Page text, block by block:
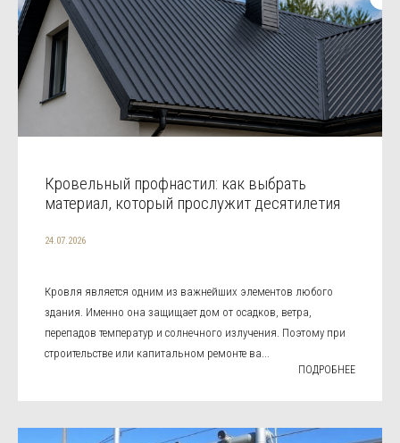
Кровельный профнастил: как выбрать
материал, который прослужит десятилетия
24.07.2026
Кровля является одним из важнейших элементов любого
здания. Именно она защищает дом от осадков, ветра,
перепадов температур и солнечного излучения. Поэтому при
строительстве или капитальном ремонте ва...
ПОДРОБНЕЕ